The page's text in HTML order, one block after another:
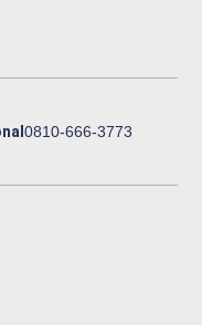
0810-666-3773